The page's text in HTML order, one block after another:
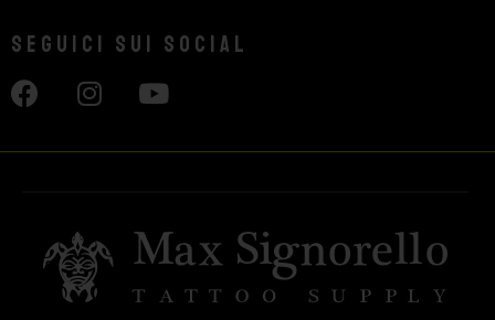
Seguici sui social